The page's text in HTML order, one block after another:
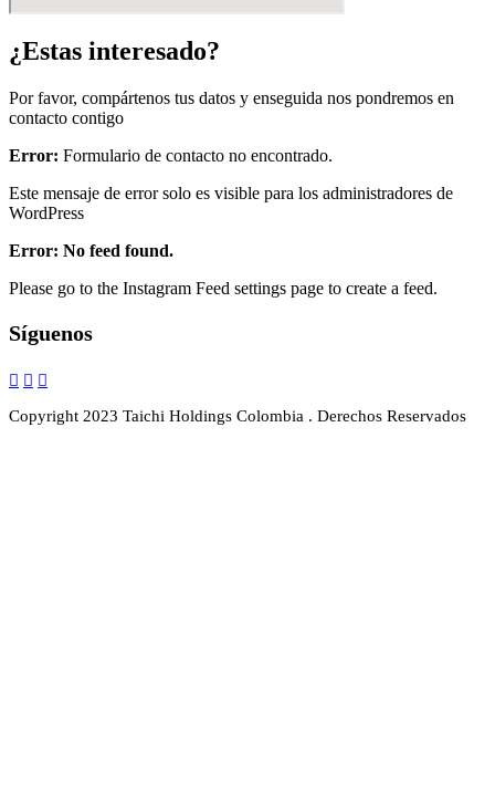
¿Estas interesado?
Por favor, compártenos tus datos y enseguida nos pondremos en
contacto contigo
Error: Formulario de contacto no encontrado.
Este mensaje de error solo es visible para los administradores de
WordPress
Error: No feed found.
Please go to the Instagram Feed settings page to create a feed.
Síguenos
Copyright 2023 Taichi Holdings Colombia . Derechos Reservados